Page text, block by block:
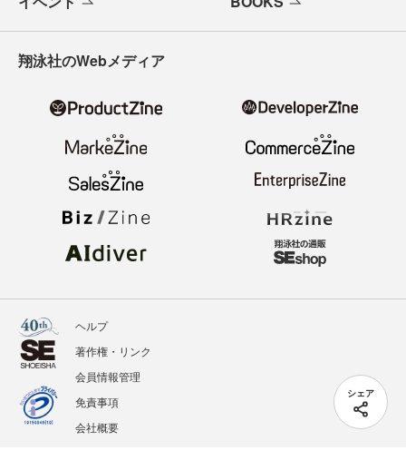
シェア
翔泳社のWebメディア
ヘルプ
著作権・リンク
会員情報管理
免責事項
会社概要